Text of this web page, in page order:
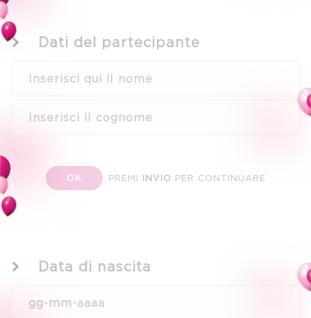
Dati del partecipante
OK PREMI INVIO PER CONTINUARE
Data di nascita